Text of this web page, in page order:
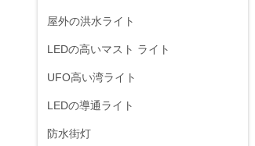
屋外の洪水ライト
LEDの高いマスト ライト
UFO高い湾ライト
LEDの導通ライト
防水街灯